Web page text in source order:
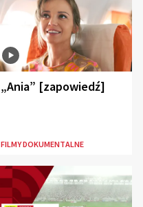
„Ania” [zapowiedź]
FILMY DOKUMENTALNE